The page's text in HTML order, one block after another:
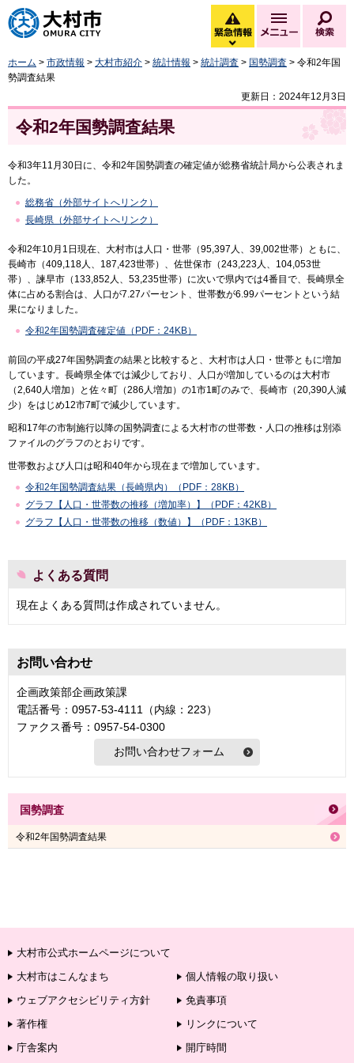
大村市
緊急情報
緊急情報を開く
メニュー
ホーム > 市政情報 > 大村市紹介 > 統計情報 > 統計調査 > 国勢調査 > 令和2年国
勢調査結果
更新日：2024年12月3日
令和2年国勢調査結果
令和3年11月30日に、令和2年国勢調査の確定値が総務省統計局から公表されま
した。
総務省（外部サイトへリンク）
長崎県（外部サイトへリンク）
令和2年10月1日現在、大村市は人口・世帯（95,397人、39,002世帯）ともに、
長崎市（409,118人、187,423世帯）、佐世保市（243,223人、104,053世
帯）、諫早市（133,852人、53,235世帯）に次いで県内では4番目で、長崎県全
体に占める割合は、人口が7.27パーセント、世帯数が6.99パーセントという結
果になりました。
令和2年国勢調査確定値（PDF：24KB）
前回の平成27年国勢調査の結果と比較すると、大村市は人口・世帯ともに増加
しています。長崎県全体では減少しており、人口が増加しているのは大村市
（2,640人増加）と佐々町（286人増加）の1市1町のみで、長崎市（20,390人減
少）をはじめ12市7町で減少しています。
昭和17年の市制施行以降の国勢調査による大村市の世帯数・人口の推移は別添
ファイルのグラフのとおりです。
世帯数および人口は昭和40年から現在まで増加しています。
令和2年国勢調査結果（長崎県内）（PDF：28KB）
グラフ【人口・世帯数の推移（増加率）】（PDF：42KB）
グラフ【人口・世帯数の推移（数値）】（PDF：13KB）
よくある質問
現在よくある質問は作成されていません。
お問い合わせ
企画政策部企画政策課
電話番号：0957-53-4111（内線：223）
ファクス番号：0957-54-0300
国勢調査
令和2年国勢調査結果
大村市公式ホームページについて
大村市はこんなまち
個人情報の取り扱い
ウェブアクセシビリティ方針
免責事項
著作権
リンクについて
庁舎案内
開庁時間